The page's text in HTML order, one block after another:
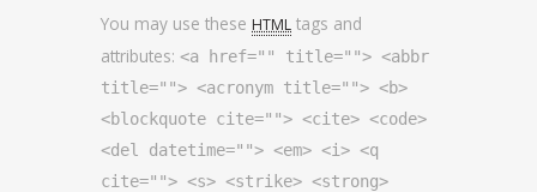
You may use these HTML tags and
attributes: <a href="" title=""> <abbr
title=""> <acronym title=""> <b>
<blockquote cite=""> <cite> <code>
<del datetime=""> <em> <i> <q
cite=""> <s> <strike> <strong>